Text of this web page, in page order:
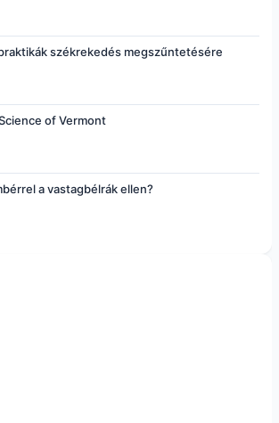
székrekedés megszűntetésére
of Vermont
a vastagbélrák ellen?